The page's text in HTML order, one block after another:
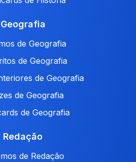
Geografia
de Geografia
de Geografia
de Geografia
de Geografia
de Geografia
Redação
de Redação